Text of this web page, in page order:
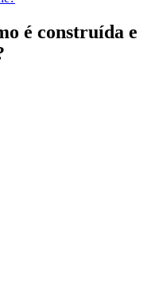
é construída e